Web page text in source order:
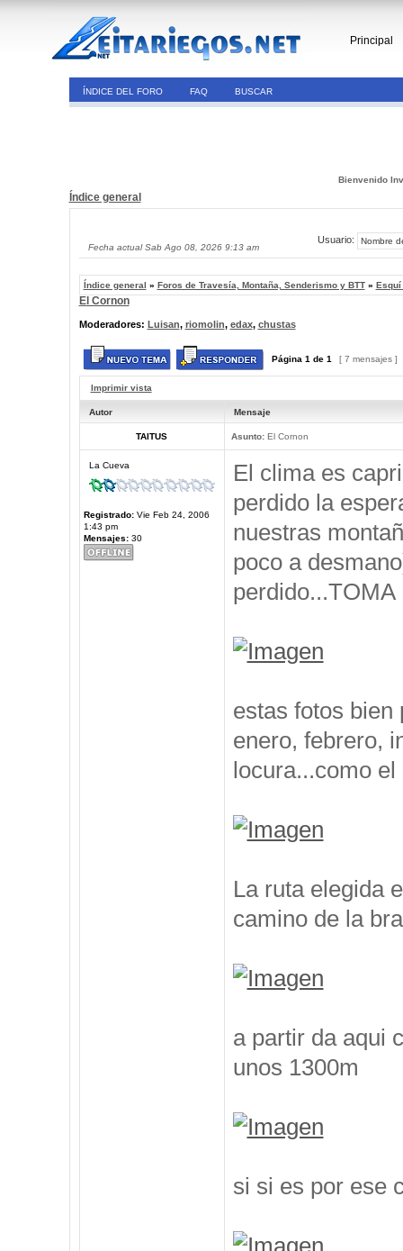
Principal
ÍNDICE DEL FORO FAQ BUSCAR
Bienvenido
Índice general
Fecha actual Sab Ago 08, 2026 9:13 am
Usuario:
Índice general » Foros de Travesía, Montaña, Senderismo y BTT» Esquí
El Cornon
Moderadores: Luisan, riomolin, edax, chustas
Página 1 de 1 [ 7 mensajes ]
Imprimir vista
Autor Mensaje
TAITUS Asunto:El Cornon
La Cueva
Registrado:Vie Feb 24, 2006
1:43 pm
Mensajes:30
El clima es
perdido la
nuestras
poco a
estas fotos bien
enero, febrero,
locura...como el
La ruta elegida
camino de la
a partir da aqui
unos 1300m
si si es por ese